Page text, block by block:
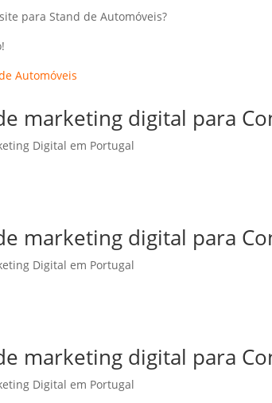
para Stand de Automóveis?
Automóveis
marketing digital para
Digital em Portugal
marketing digital para
Digital em Portugal
marketing digital para
Digital em Portugal